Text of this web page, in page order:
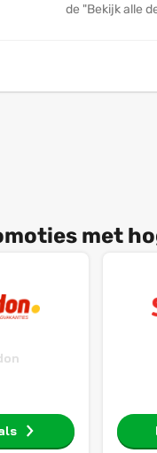
de "Bekijk alle
met